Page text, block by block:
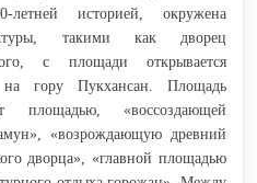
историей, окружена
такими как дворец
с площади открывается
гору Пукхансан. Площадь
площадью, «воссоздающей
«возрождающую древний
дворца», «главной площадью